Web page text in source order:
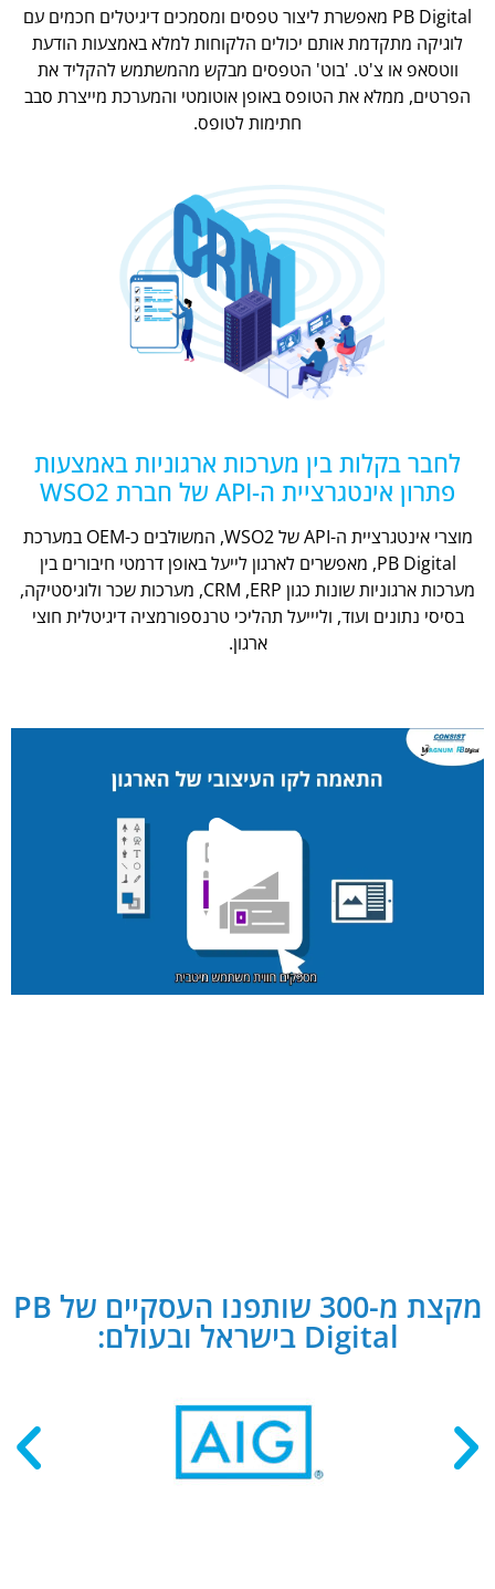
PB Digital מאפשרת ליצור טפסים ומסמכים דיגיטלים חכמים עם
לוגיקה מתקדמת אותם יכולים הלקוחות למלא באמצעות הודעת
ווטסאפ או צ'ט. 'בוט' הטפסים מבקש מהמשתמש להקליד את
הפרטים, ממלא את הטופס באופן אוטומטי והמערכת מייצרת סבב
חתימות לטופס.
לחבר בקלות בין מערכות ארגוניות באמצעות
פתרון אינטגרציית ה-API של חברת WSO2
מוצרי אינטגרציית ה-API של WSO2, המשולבים כ-OEM במערכת
PB Digital, מאפשרים לארגון לייעל באופן דרמטי חיבורים בין
מערכות ארגוניות שונות כגון CRM ,ERP, מערכות שכר ולוגיסטיקה,
בסיסי נתונים ועוד, וליייעל תהליכי טרנספורמציה דיגיטלית חוצי
ארגון.
מקצת מ-300 שותפנו העסקיים של PB
Digital בישראל ובעולם: